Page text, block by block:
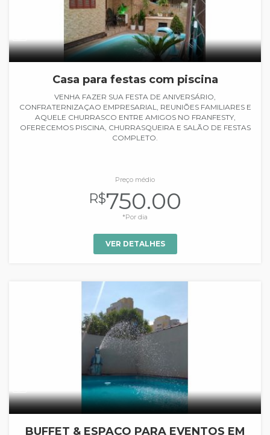
Casa para festas com piscina
VENHA FAZER SUA FESTA DE ANIVERSÁRIO,
CONFRATERNIZAÇAO EMPRESARIAL, REUNIÕES FAMILIARES E
AQUELE CHURRASCO ENTRE AMIGOS NO FRANFESTY,
OFERECEMOS PISCINA, CHURRASQUEIRA E SALÃO DE FESTAS
COMPLETO.
Preço médio
R$750.00
*Por dia
VER DETALHES
BUFFET & ESPAÇO PARA EVENTOS EM